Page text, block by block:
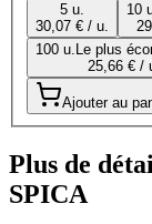
5 u.
30,07 € / u.
10
100 u. Le plus
25,66 € /
Ajouter au
Plus de
SPICA